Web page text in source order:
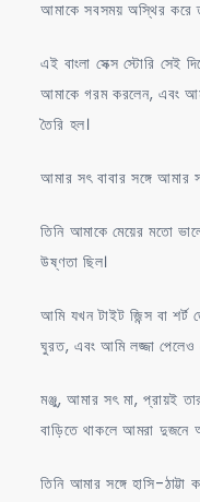
আমাকে সবসময় অস্থির করে
এই বাংলা সেক্স স্টোরি সেই
আমাকে গরম করলেন, এবং
তৈরি হল।
আমার সৎ বাবার সঙ্গে
তিনি আমাকে মেয়ের মতো
উষ্ণতা ছিল।
আমি যখন টাইট জিন্স বা
ঘুরত, এবং আমি লজ্জা
মঞ্জু, আমার সৎ মা, প্রায়ই
বাড়িতে থাকলে আমরা দুজনে
তিনি আমার সঙ্গে হাসি-